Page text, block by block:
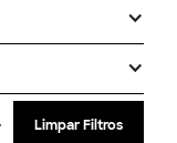
Limpar Filtros